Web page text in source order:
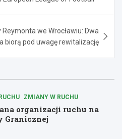
we Wrocławiu: Dwa
biorą pod uwagę rewitalizację
ZMIANY W RUCHU
organizacji ruchu na
Granicznej